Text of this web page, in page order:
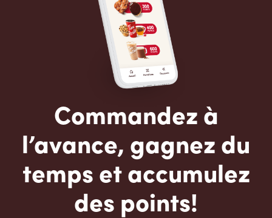
Commandez à
l’avance, gagnez du
temps et accumulez
des points!